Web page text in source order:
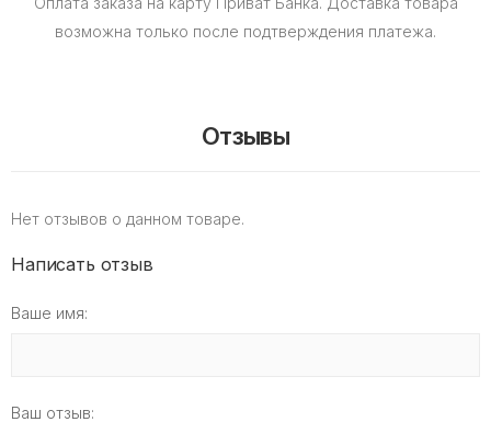
возможна только после подтверждения платежа.
Отзывы
Нет отзывов о данном товаре.
Написать отзыв
Ваше имя:
Ваш отзыв: